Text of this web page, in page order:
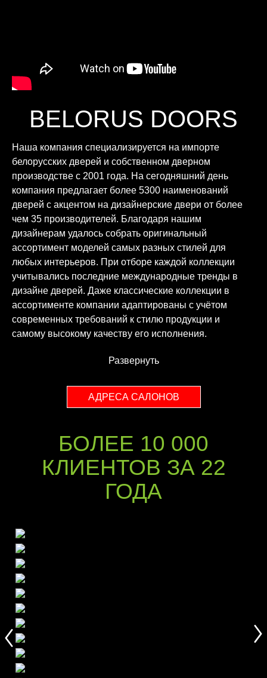
BELORUS DOORS
Наша компания специализируется на импорте
белорусских дверей и собственном дверном
производстве с 2001 года. На сегодняшний день
компания предлагает более 5300 наименований
дверей с акцентом на дизайнерские двери от более
чем 35 производителей. Благодаря нашим
дизайнерам удалось собрать оригинальный
ассортимент моделей самых разных стилей для
любых интерьеров. При отборе каждой коллекции
учитывались последние международные тренды в
дизайне дверей. Даже классические коллекции в
ассортименте компании адаптированы с учётом
современных требований к стилю продукции и
самому высокому качеству его исполнения.
Развернуть
АДРЕСА САЛОНОВ
БОЛЕЕ 10 000
КЛИЕНТОВ ЗА 22
ГОДА